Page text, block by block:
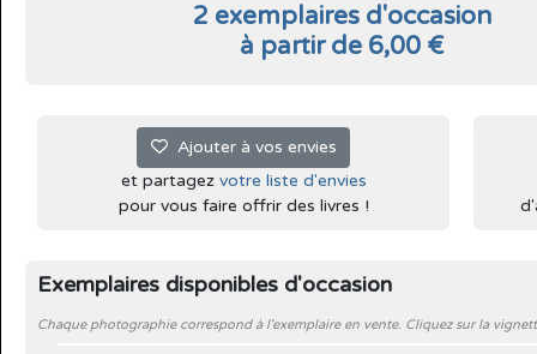
2 exemplaires d'occasion
à partir de 6,00 €
Ajouter à vos envies
et partagez votre liste d'envies
pour vous faire offrir des livres !
Exemplaires disponibles d'occasion
Chaque photographie correspond à l'exemplaire en vente. Cliquez sur la